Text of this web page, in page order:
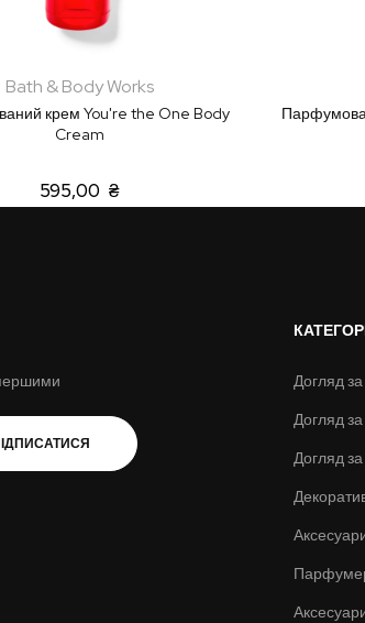
Bath & Body Works
крем You're the One Body
Cream
595,00 ₴
Догляд
Догляд за
Догляд